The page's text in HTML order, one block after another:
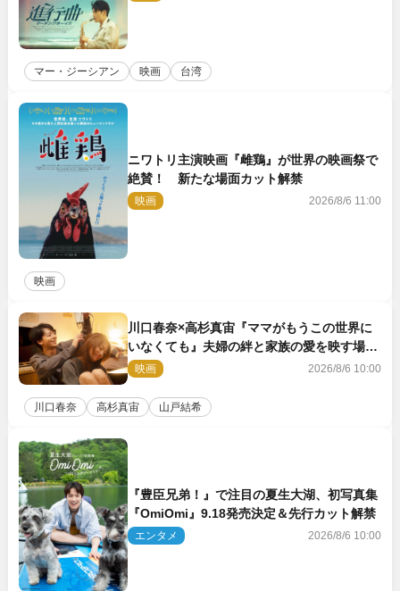
マー・ジーシアン 映画 台湾
ニワトリ主演映画『雌鶏』が世界の映画祭で
絶賛！ 新たな場面カット解禁
映画 2026/8/6 11:00
映画
川口春奈×高杉真宙『ママがもうこの世界に
いなくても』夫婦の絆と家族の愛を映す場面
写真公開
映画 2026/8/6 10:00
川口春奈 高杉真宙 山戸結希
『豊臣兄弟！』で注目の夏生大湖、初写真集
『OmiOmi』9.18発売決定＆先行カット解禁
エンタメ 2026/8/6 10:00